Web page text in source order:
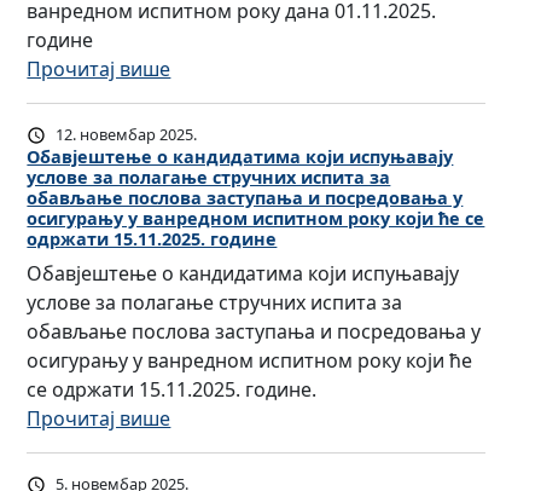
Р
е
п
у
б
л
и
к
е
р
г
е
н
ц
и
ј
е
з
а
о
с
и
г
у
р
ванредном испитном року дана 01.11.2025.
године
Прочитај више:
О
б
а
в
ј
е
ш
т
е
њ
е
о
е
12. новембар 2025.
Обавјештење о кандидатима који испуњавају
услове за полагање стручних испита за
обављање послова заступања и посредовања у
осигурању у ванредном испитном року који ће се
одржати 15.11.2025. године
Обавјештење о кандидатима који испуњавају
услове за полагање стручних испита за
обављање послова заступања и посредовања у
осигурању у ванредном испитном року који ће
се одржати 15.11.2025. године.
Прочитај више:
О
б
5. новембар 2025.